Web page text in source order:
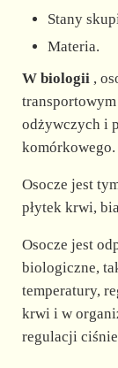
Stany
Materia.
W biologii,
odżywczych i
komórkowego.
Osocze jest
płytek krwi,
Osocze jest
biologiczne,
temperatury,
krwi i w
regulacji